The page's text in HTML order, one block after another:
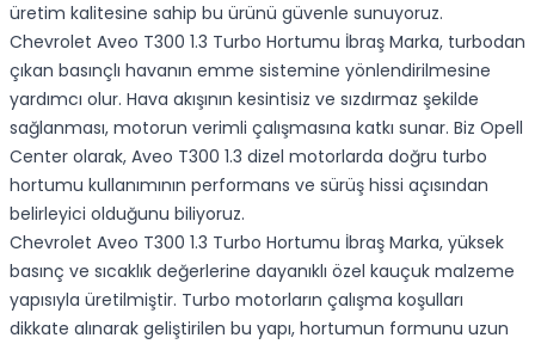
üretim kalitesine sahip bu ürünü güvenle sunuyoruz.
Chevrolet Aveo T300 1.3 Turbo Hortumu İbraş Marka, turbodan
çıkan basınçlı havanın emme sistemine yönlendirilmesine
yardımcı olur. Hava akışının kesintisiz ve sızdırmaz şekilde
sağlanması, motorun verimli çalışmasına katkı sunar. Biz Opell
Center olarak, Aveo T300 1.3 dizel motorlarda doğru turbo
hortumu kullanımının performans ve sürüş hissi açısından
belirleyici olduğunu biliyoruz.
Chevrolet Aveo T300 1.3 Turbo Hortumu İbraş Marka, yüksek
basınç ve sıcaklık değerlerine dayanıklı özel kauçuk malzeme
yapısıyla üretilmiştir. Turbo motorların çalışma koşulları
dikkate alınarak geliştirilen bu yapı, hortumun formunu uzun